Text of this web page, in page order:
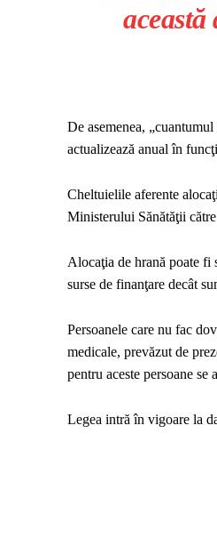
De asemenea,
actualizează anual în
Cheltuielile aferente
Ministerului Sănătăţii
Alocaţia de hrană poate
surse de finanţare decât
Persoanele care nu fac
medicale, prevăzut de
pentru aceste persoane
Legea intră în vigoare la